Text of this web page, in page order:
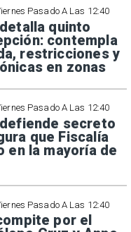
Pasado A Las 12:40
quinto
contempla
restricciones y
en zonas
Pasado A Las 12:40
secreto
que Fiscalía
en la mayoría de
Pasado A Las 12:40
por el